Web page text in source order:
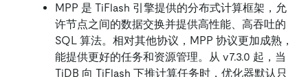
MPP 是 TiFlash 引擎提供的分布式计算框架，允
许节点之间的数据交换并提供高性能、高吞吐的
SQL 算法。相对其他协议，MPP 协议更加成熟，
能提供更好的任务和资源管理。从 v7.3.0 起，当
TiDB 向 TiFlash 下推计算任务时，优化器默认只